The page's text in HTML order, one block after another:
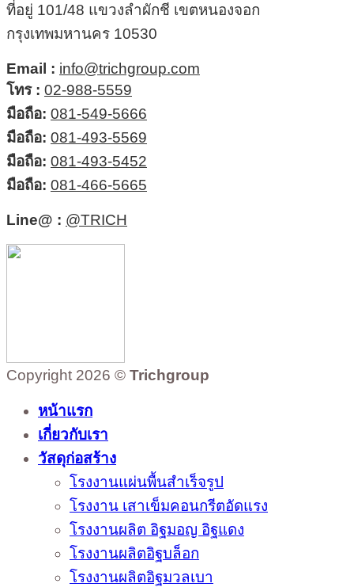
ที่อยู่ 101/48 แขวงลำผักชี เขตหนองจอก
กรุงเทพมหานคร 10530
Email : info@trichgroup.com
โทร : 02-988-5559
มือถือ: 081-549-5666
มือถือ: 081-493-5569
มือถือ: 081-493-5452
มือถือ: 081-466-5665
Line@ : @TRICH
Copyright 2026 © Trichgroup
หน้าแรก
เกี่ยวกับเรา
วัสดุก่อสร้าง
โรงงานแผ่นพื้นสำเร็จรูป
โรงงาน เสาเข็มคอนกรีตอัดแรง
โรงงานผลิต อิฐมอญ อิฐแดง
โรงงานผลิตอิฐบล็อก
โรงงานผลิตอิฐมวลเบา